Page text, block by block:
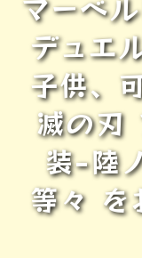
デュエ
子供、
滅の刃
装-陸
等々 を